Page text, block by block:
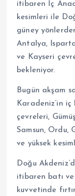
itibaren İç
kesimleri ile
güney
Antalya,
ve Kayseri
bekleniyor.
Bugün akşam
Karadeniz’in
çevreleri,
Samsun, Ordu,
ve yüksek
Doğu
itibaren batı
kuvvetinde